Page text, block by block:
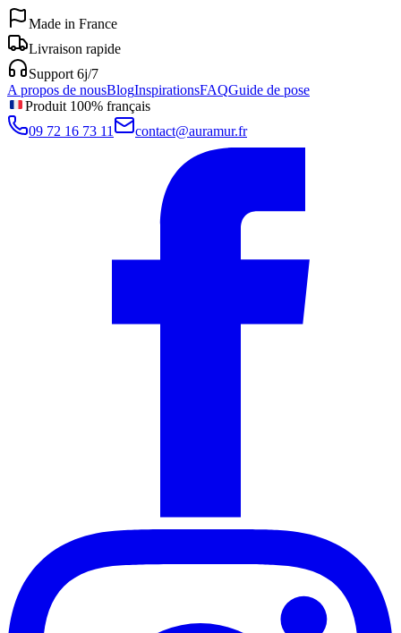
Made in France
Livraison rapide
Support 6j/7
A propos de nousBlogInspirationsFAQGuide de pose
Produit 100% français
09 72 16 73 11
contact@auramur.fr